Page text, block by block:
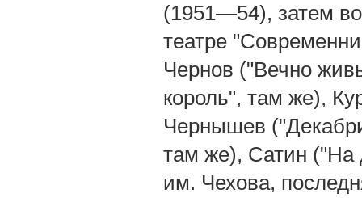
(1951—54), затем
театре
Чернов ("Вечно
король", там же),
Чернышев
там же), Сатин
им. Чехова,